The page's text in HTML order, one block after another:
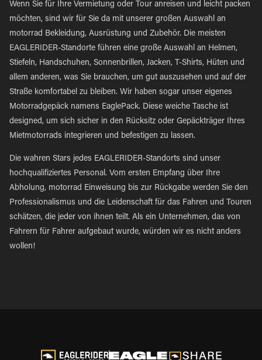
Wenn Sie für Ihre Vermietung oder Tour anreisen und leicht packen
möchten, sind wir für Sie da mit unserer großen Auswahl an
motorrad Bekleidung, Ausrüstung und Zubehör. Die meisten
EAGLERIDER-Standorte führen eine große Auswahl an Helmen,
Stiefeln, Handschuhen, Sonnenbrillen, Jacken, T-Shirts, Hüten und
allem anderen, was Sie brauchen, um gut auszusehen und auf der
Straße komfortabel zu bleiben. Wir haben sogar unser eigenes
Motorradgepäck namens EaglePack. Diese weiche Tasche ist
designed, um sich sicher in den Rücksitz oder Gepäckträger Ihres
Mietmotorrads integrieren und befestigen zu lassen.
Die wahren Stars jedes EAGLERIDER-Standorts sind unser
hochqualifiziertes Personal. Vom ersten Empfang über Ihre
Abholung, motorrad Einweisung bis zur Rückgabe werden Sie den
Professionalismus und die Leidenschaft für das Fahren und Touren
schätzen, die jeder von ihnen teilt. Als ein Unternehmen, das von
Fahrern für Fahrer aufgebaut wurde, würden wir es nicht anders
wollen!